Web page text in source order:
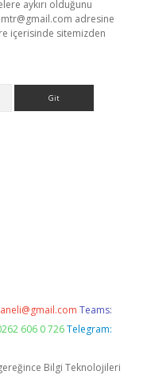
aykırı olduğunu
adresine
içerisinde sitemizden
Teams:
606 0 726 Telegram:
Bilgi Teknolojileri